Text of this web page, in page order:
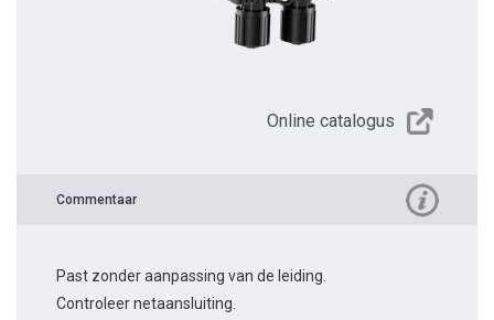
Online catalogus
Commentaar
Past zonder aanpassing van de leiding.
Controleer netaansluiting.